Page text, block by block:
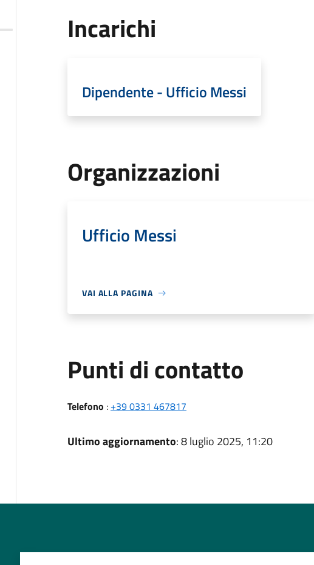
Incarichi
Dipendente - Ufficio Messi
Organizzazioni
Ufficio Messi
VAI ALLA PAGINA
Punti di contatto
Telefono : +39 0331 467817
Ultimo aggiornamento: 8 luglio 2025, 11:20